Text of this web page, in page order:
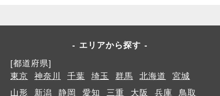
エリアから探す
[都道府県]
東京
神奈川 千葉 埼玉 群馬 北海道
宮城
山形
新潟 静岡 愛知 三重 大阪 兵庫
鳥取